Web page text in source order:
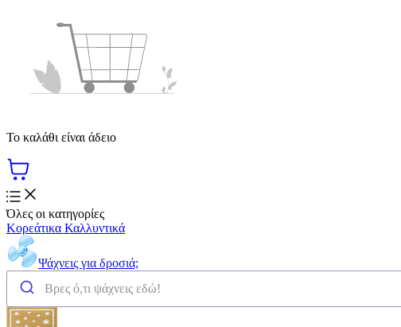
Το καλάθι είναι άδειο
Όλες οι κατηγορίες
Κορεάτικα Καλλυντικά
Ψάχνεις για δροσιά;